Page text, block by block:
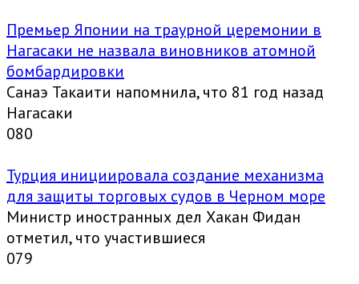
Премьер Японии на траурной церемонии в
Нагасаки не назвала виновников атомной
бомбардировки
Санаэ Такаити напомнила, что 81 год назад
Нагасаки
080
Турция инициировала создание механизма
для защиты торговых судов в Черном море
Министр иностранных дел Хакан Фидан
отметил, что участившиеся
079